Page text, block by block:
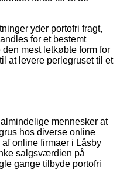
yder portofri fragt,
for et bestemt
mest letkøbte form for
at levere perlegruset til et
mennesker at
hos diverse online
online firmaer i Låsby
salgsværdien på
gange tilbyde portofri